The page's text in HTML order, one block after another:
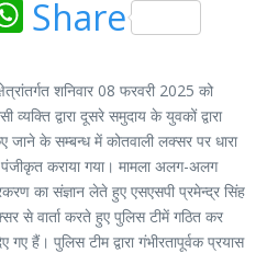
WhatsApp
Share
शनिवार 08 फरवरी 2025 को
व्यक्ति द्वारा दूसरे समुदाय के युवकों द्वारा
जाने के सम्बन्ध में कोतवाली लक्सर पर धारा
कराया गया। मामला अलग-अलग
का संज्ञान लेते हुए एसएसपी प्रमेन्द्र सिंह
से वार्ता करते हुए पुलिस टीमें गठित कर
हैं। पुलिस टीम द्वारा गंभीरतापूर्वक प्रयास